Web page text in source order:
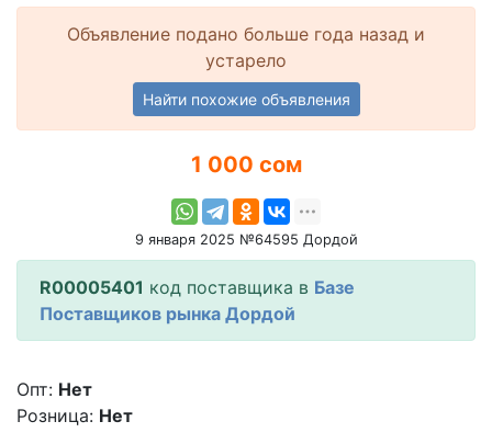
Объявление подано больше года назад и
устарело
Найти похожие объявления
1 000 сом
9 января 2025 №64595 Дордой
R00005401 код поставщика в Базе
Поставщиков рынка Дордой
Опт: Нет
Розница: Нет